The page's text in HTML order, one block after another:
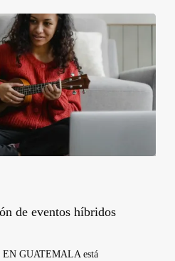
de eventos híbridos
EN GUATEMALA está